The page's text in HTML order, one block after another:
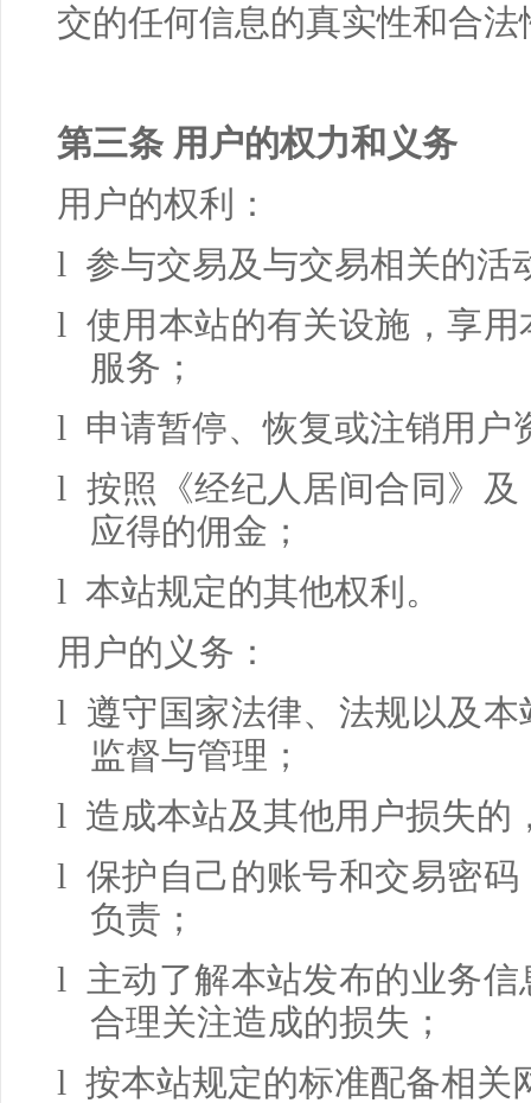
交的任何信息的真实性和合法
第三条 用户的权力和义务
用户的权利：
l 参与交易及与交易相关的活
l 使用本站的有关设施，享用
服务；
l 申请暂停、恢复或注销用户
l 按照《经纪人居间合同》及
应得的佣金；
l 本站规定的其他权利。
用户的义务：
l 遵守国家法律、法规以及本
监督与管理；
l 造成本站及其他用户损失的
l 保护自己的账号和交易密码
负责；
l 主动了解本站发布的业务信
合理关注造成的损失；
l 按本站规定的标准配备相关